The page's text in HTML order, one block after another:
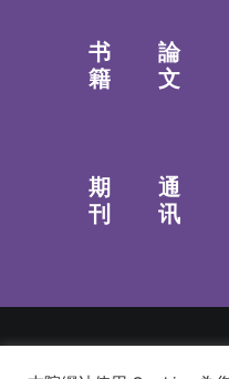
书
籍
論
文
期
刊
通
讯